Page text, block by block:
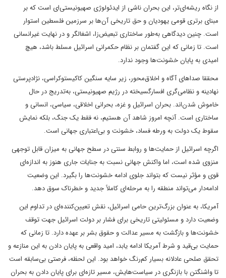
از نگاه ریشه‌ای‌تر، این بحران ناشی از ایدئولوژی صهیونیستی‌ای است که بر
مبنای برتری قومی یهودیان و حق تاریخی آن‌ها بر سرزمین فلسطین استوار
است. چنین دیدگاهی به‌طور ساختاری تبعیض‌زا، اشغالگر و در نهایت غیرانسانی
است. تا زمانی که این گفتمان بر نظام حکمرانی اسرائیل مسلط باشد، هیچ
امیدی به پایان خشونت‌ها وجود ندارد.
محققا صداهای آگاه و اخلاق‌محور، زیر سایه سنگین کاکیستوکراسی، نژادپرستی
نهادینه و نظامی‌گری افسارگسیخته در رژیم صهیونیستی، به‌تدریج در حال
خاموش شدن‌اند. بحران اسرائیل و غزه، بحرانی اخلاقی، سیاسی، انسانی و
ساختاری است. آنچه امروز شاهد آن هستیم، نه فقط یک جنگ، بلکه نمایش
سقوط یک دولت به ورطه فساد، خشونت و بی‌اعتباری جهانی است.
اگرچه اسرائیل از حمایت‌ها و روابط سنتی در سطح جهانی به میزان قابل توجهی
منزوی شده است، اما واکنش جهانی نسبت به جنایات جاری هنوز به اندازه‌ای
قوی و مؤثر نیست که بتواند جلوی ادامه خشونت‌ها را بگیرد. این وضعیت
ادامه‌دار می‌تواند منطقه را به مرحله‌ای کاملاً جدید و خطرناک سوق دهد.
آمریکا، به عنوان بزرگ‌ترین حامی اسرائیل، نقش تعیین‌کننده‌ای در تداوم این
وضعیت دارد و مسئولیتی تاریخی برای فشار بر دولت اسرائیل جهت توقف
خشونت‌ها و بازگشت به مسیر عدالت و حقوق بشر بر عهده دارد. تا زمانی که
حمایت بی‌قید و شرط آمریکا ادامه یابد، امید واقعی به پایان دادن به این منازعه و
تحقق صلحی عادلانه بسیار کم‌رنگ خواهد بود. این لحظه، فرصتی بی‌سابقه است
تا واشنگتن با بازنگری در سیاست‌هایش، مسیر تازه‌ای برای پایان دادن به بحران